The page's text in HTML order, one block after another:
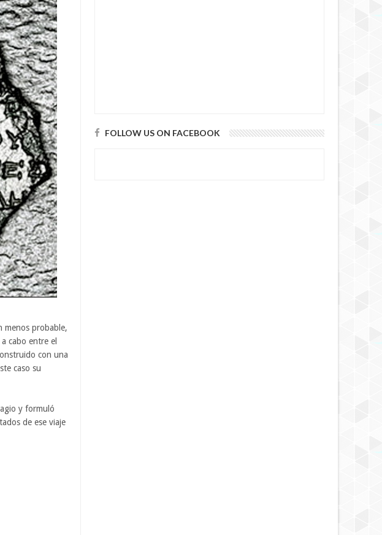
menos probable,
cabo entre el
con una
caso su
y formuló
de ese viaje
FOLLOW US ON FACEBOOK